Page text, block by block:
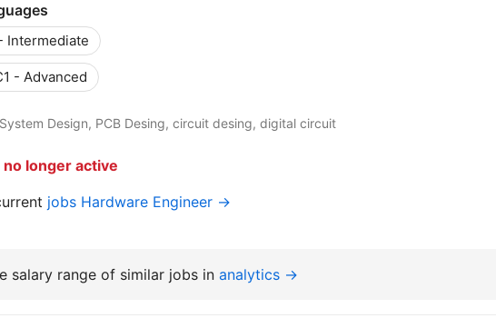
Intermediate
- Advanced
Design, PCB Desing, circuit desing, digital circuit
no longer active
jobs Hardware Engineer →
salary range of similar jobs in analytics →